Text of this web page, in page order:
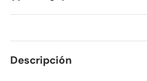
Descripción